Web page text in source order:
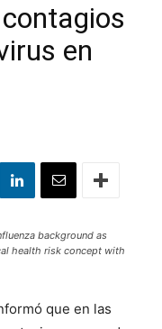
en
background as
health risk concept with
que en las